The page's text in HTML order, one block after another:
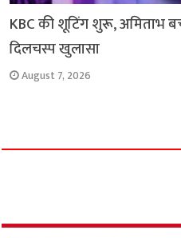
KBC की शूटिंग शुरू, अमिताभ
दिलचस्प खुलासा
August 7, 2026